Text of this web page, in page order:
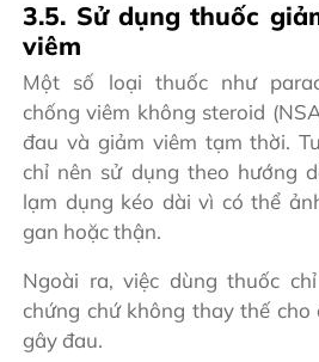
3.5. Sử dụng thuốc
viêm
Một số loại thuốc như
chống viêm không steroid
đau và giảm viêm tạm thời.
chỉ nên sử dụng theo hướng
lạm dụng kéo dài vì có thể
gan hoặc thận.
Ngoài ra, việc dùng thuốc
chứng chứ không thay thế
gây đau.